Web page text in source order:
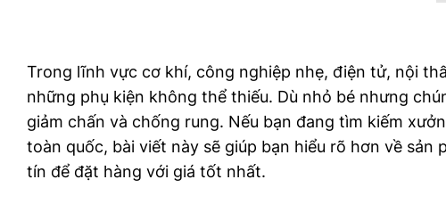
Trong lĩnh vực cơ khí, công nghiệp nhẹ, điện tử, nội
những phụ kiện không thể thiếu. Dù nhỏ bé nhưng
giảm chấn và chống rung. Nếu bạn đang tìm kiếm
toàn quốc, bài viết này sẽ giúp bạn hiểu rõ hơn về
tín để đặt hàng với giá tốt nhất.